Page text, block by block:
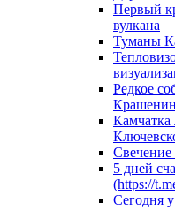
Первый
вулкана
Туманы
Редкое
Камчатка
Свечение
5 дней
(https://
Сегодня